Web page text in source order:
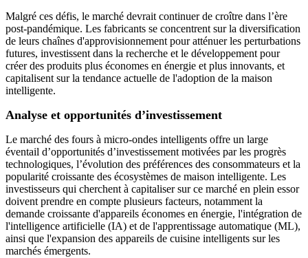
Malgré ces défis, le marché devrait continuer de croître dans l’ère
post-pandémique. Les fabricants se concentrent sur la diversification
de leurs chaînes d'approvisionnement pour atténuer les perturbations
futures, investissent dans la recherche et le développement pour
créer des produits plus économes en énergie et plus innovants, et
capitalisent sur la tendance actuelle de l'adoption de la maison
intelligente.
Analyse et opportunités d’investissement
Le marché des fours à micro-ondes intelligents offre un large
éventail d’opportunités d’investissement motivées par les progrès
technologiques, l’évolution des préférences des consommateurs et la
popularité croissante des écosystèmes de maison intelligente. Les
investisseurs qui cherchent à capitaliser sur ce marché en plein essor
doivent prendre en compte plusieurs facteurs, notamment la
demande croissante d'appareils économes en énergie, l'intégration de
l'intelligence artificielle (IA) et de l'apprentissage automatique (ML),
ainsi que l'expansion des appareils de cuisine intelligents sur les
marchés émergents.